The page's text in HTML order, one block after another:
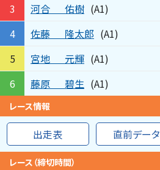
3
河合 佑樹 (A1)
4
佐藤 隆太郎 (A1)
5
宮地 元輝 (A1)
6
藤原 碧生 (A1)
レース情報
出走表 直前データ
レース（締切時間）